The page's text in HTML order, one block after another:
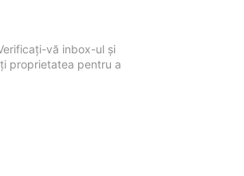
vă inbox-ul și
proprietatea pentru a